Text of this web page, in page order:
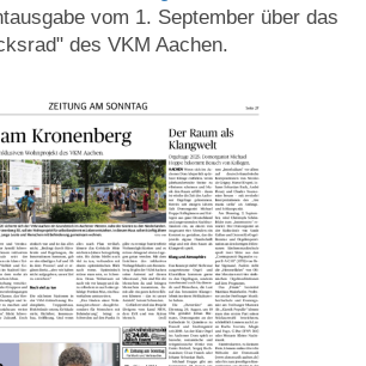
vom 1. September über das
des VKM Aachen.